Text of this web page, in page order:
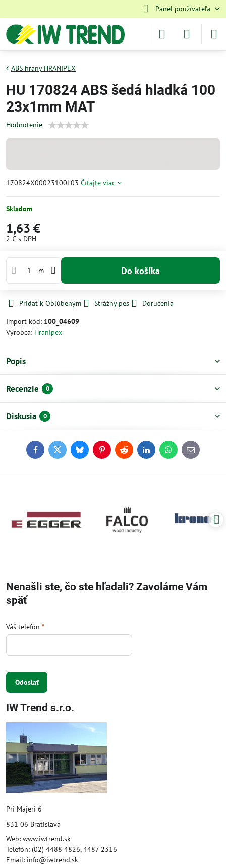
Panel používateľa
ABS hrany HRANIPEX
HU 170824 ABS šedá hladká 100
23x1mm MAT
Hodnotenie
170824X00023100L03 Čítajte viac
Skladom
1,63 €
2 € s DPH
m Do košíka
Pridať k Obľúbeným Strážny pes
Doručenia
Import kód: 100_04609
Výrobca: Hranipex
Popis
Recenzie 0
Diskusia 0
FacebookTwitterBlueskyPinterestReddit LinkedInWhatsApp
E-
mail
Nenašli ste, čo ste hľadali? Zavoláme Vám
späť
Váš telefón *
Odoslať
IW Trend s.r.o.
Pri Majeri 6
831 06 Bratislava
Web: www.iwtrend.sk
Telefón: (02) 4488 4826, 4487 2316
Email: info@iwtrend.sk